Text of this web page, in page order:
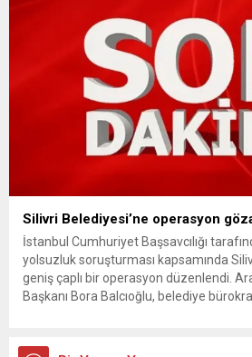
Silivri Belediyesi’ne operasyon
İstanbul Cumhuriyet Başsavcılığı
yolsuzluk soruşturması kapsamında
geniş çaplı bir operasyon düzenlendi.
Başkanı Bora Balcıoğlu, belediye
inceleme ve arama çalışmaları devam